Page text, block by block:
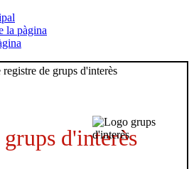
la pàgina
d'interès